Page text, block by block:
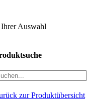
Auswahl
zur Produktübersicht